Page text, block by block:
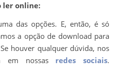
ler online:
das opções. E, então, é só
a opção de download para
houver qualquer dúvida, nos
em nossas redes sociais.